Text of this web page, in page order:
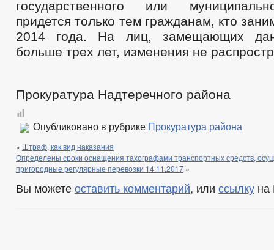
государственного или
придется только тем гражданам, кто
2014 года. На лиц, замещающих
больше трех лет, изменения не
Прокуратура Надтеречного района
Опубликовано в рубрике Прокуратура района
« Штраф, как вид наказания
Определены сроки оснащения тахографами транспортных средств,
пригородные регулярные перевозки 14.11.2017 »
Вы можете оставить комментарий, или ссылку на